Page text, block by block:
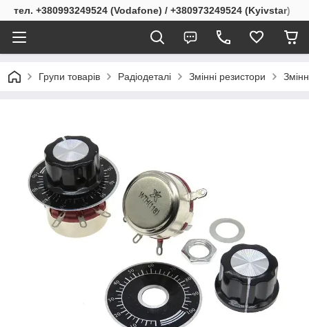
тел. +380993249524 (Vodafone) / +380973249524 (Kyivstar)
Групи товарів Радіодеталі Змінні резистори